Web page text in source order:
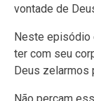
vontade de
Neste episódio
ter com seu
Deus zelarmos